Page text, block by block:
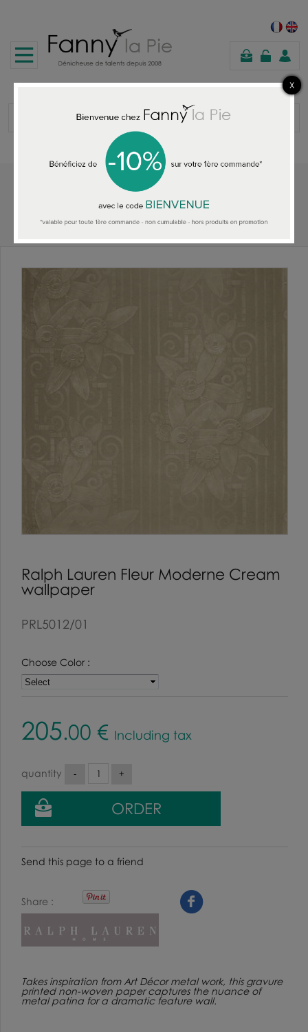
shopping
cart
ALL THE WALLPAPER
Ralph Lauren Fleur Moderne Cream wallpaper
Ralph Lauren Fleur Moderne Cream
wallpaper
PRL5012/01
Choose Color :
205.00 € Including tax
quantity
Send this page to a friend
Share
Takes inspiration from Art Décor metal work, this gravure
printed non-woven paper captures the nuance of
metal patina for a dramatic feature wall.